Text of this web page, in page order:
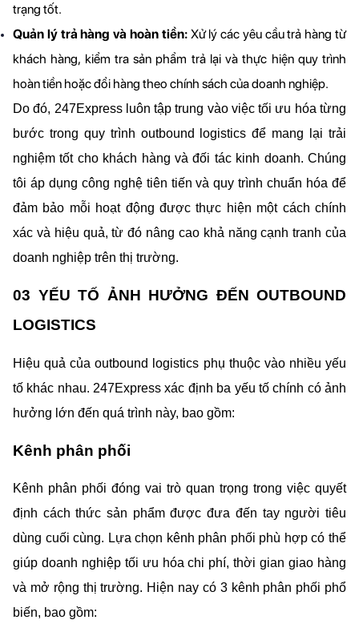
trạng tốt.
Quản lý trả hàng và hoàn tiền: Xử lý các yêu cầu trả hàng từ
khách hàng, kiểm tra sản phẩm trả lại và thực hiện quy trình
hoàn tiền hoặc đổi hàng theo chính sách của doanh nghiệp.
Do đó, 247Express luôn tập trung vào việc tối ưu hóa từng
bước trong quy trình outbound logistics để mang lại trải
nghiệm tốt cho khách hàng và đối tác kinh doanh. Chúng
tôi áp dụng công nghệ tiên tiến và quy trình chuẩn hóa để
đảm bảo mỗi hoạt động được thực hiện một cách chính
xác và hiệu quả, từ đó nâng cao khả năng cạnh tranh của
doanh nghiệp trên thị trường.
03 YẾU TỐ ẢNH HƯỞNG ĐẾN OUTBOUND
LOGISTICS
Hiệu quả của outbound logistics phụ thuộc vào nhiều yếu
tố khác nhau. 247Express xác định ba yếu tố chính có ảnh
hưởng lớn đến quá trình này, bao gồm:
Kênh phân phối
Kênh phân phối đóng vai trò quan trọng trong việc quyết
định cách thức sản phẩm được đưa đến tay người tiêu
dùng cuối cùng. Lựa chọn kênh phân phối phù hợp có thể
giúp doanh nghiệp tối ưu hóa chi phí, thời gian giao hàng
và mở rộng thị trường. Hiện nay có 3 kênh phân phối phổ
biến, bao gồm: